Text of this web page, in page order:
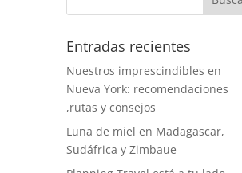
Entradas recientes
Nuestros imprescindibles en
Nueva York: recomendaciones
,rutas y consejos
Luna de miel en Madagascar,
Sudáfrica y Zimbaue